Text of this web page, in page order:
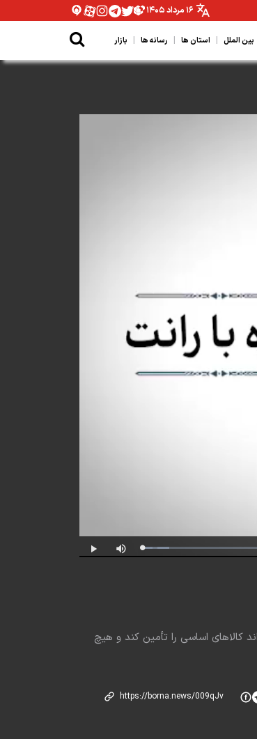
۱۶ مرداد ۱۴۰۵
بین الملل | استان ها | رسانه ها | بازار
Play Mute Loaded:
Progress:
کالاهای اساسی را تأمین کند و هیچ